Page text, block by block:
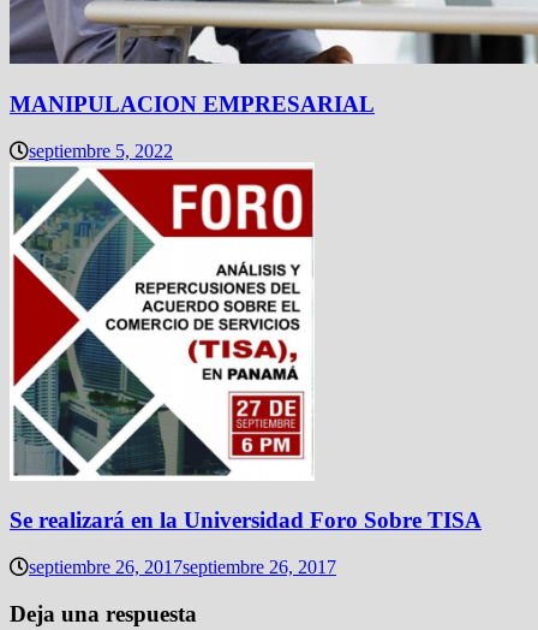
MANIPULACION EMPRESARIAL
septiembre 5, 2022
Se realizará en la Universidad Foro Sobre TISA
septiembre 26, 2017septiembre 26, 2017
Deja una respuesta